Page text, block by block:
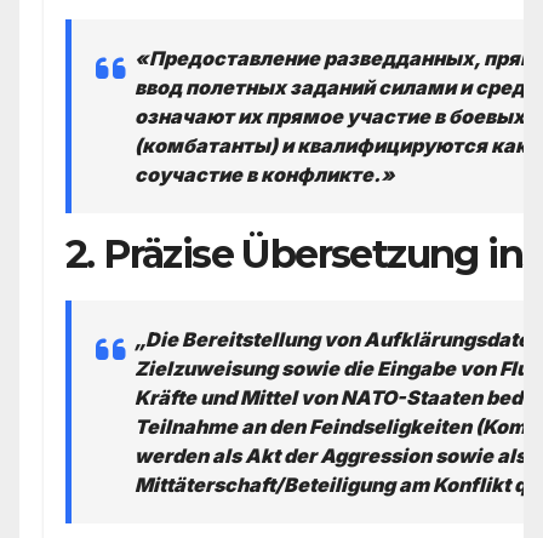
«Предоставление разведданных,
ввод полетных заданий силами и
означают их прямое участие в боевых
(комбатанты) и квалифицируются как
соучастие в конфликте.»
2. Präzise Übersetzung
„Die Bereitstellung von
Zielzuweisung sowie die Eingabe von
Kräfte und Mittel von NATO-Staaten
Teilnahme an den Feindseligkeiten
werden als Akt der Aggression sowie als
Mittäterschaft/Beteiligung am Konflikt